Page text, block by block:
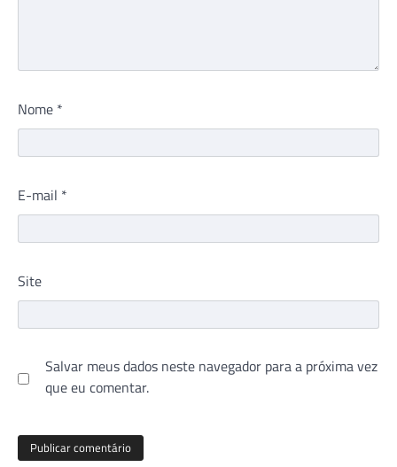
Nome *
E-mail *
Site
Salvar meus dados neste navegador para a próxima vez
que eu comentar.